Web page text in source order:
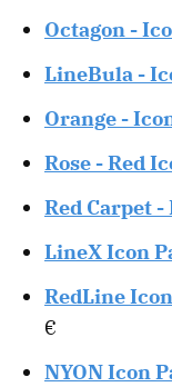
Octagon -
LineBula -
Orange -
Rose - Red
Red Carpet -
LineX Icon
RedLine
€
NYON Icon